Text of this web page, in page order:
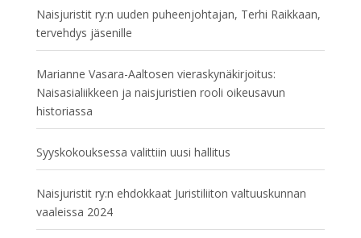
Naisjuristit ry:n uuden puheenjohtajan, Terhi Raikkaan,
tervehdys jäsenille
Marianne Vasara-Aaltosen vieraskynäkirjoitus:
Naisasialiikkeen ja naisjuristien rooli oikeusavun
historiassa
Syyskokouksessa valittiin uusi hallitus
Naisjuristit ry:n ehdokkaat Juristiliiton valtuuskunnan
vaaleissa 2024